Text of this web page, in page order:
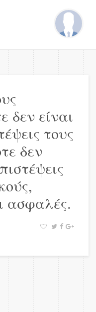
δεν είναι
τους
δεν
ασφαλές.